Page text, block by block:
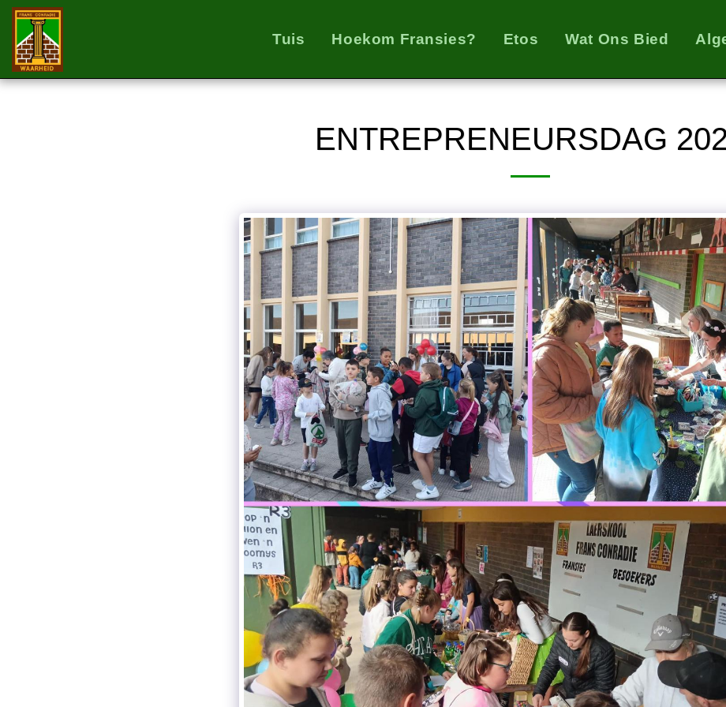
Tuis Hoekom Fransies? Etos Wat Ons Bied
ENTREPRENEURSDAG